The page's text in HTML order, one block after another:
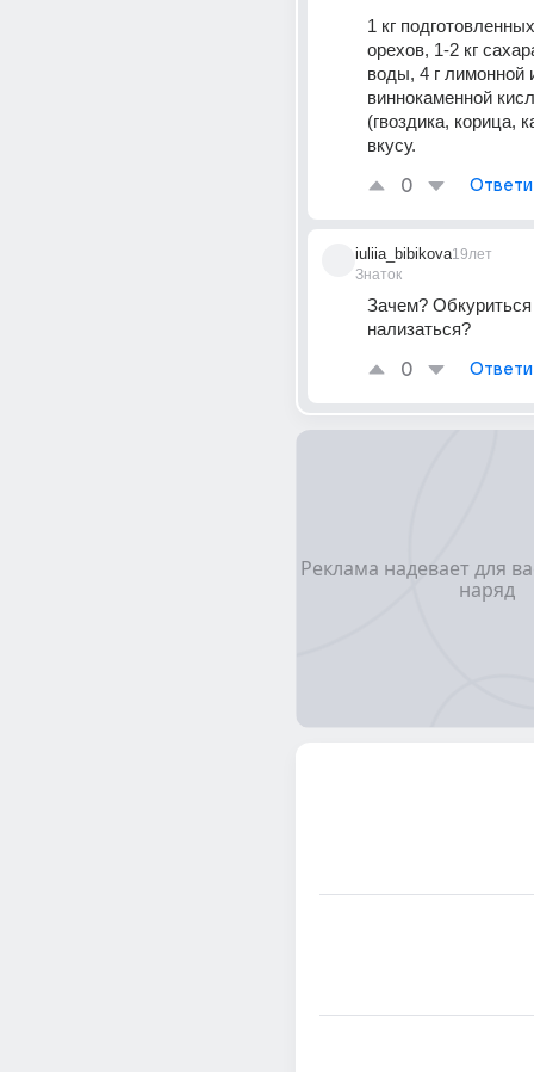
1 кг
орехов, 1-2 кг
воды, 4 г лимонной
виннокаменной
(гвоздика, корица,
вкусу.
0
iuliia_bibikova
Знаток
19лет
Зачем?
нализаться?
0